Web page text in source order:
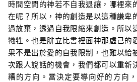
時間空間的神若不自我退讓，哪裡來
在呢？所以，神的創造是以這種謙卑
過放棄，透過自我限縮來創造。所以
犧牲。也是腓立比書裡面神那虛己的
果不是出於愛的自我限制，也難以給
次跟人說話的機會，我們都可以重新
糟的方向。當決定要導向好的方向